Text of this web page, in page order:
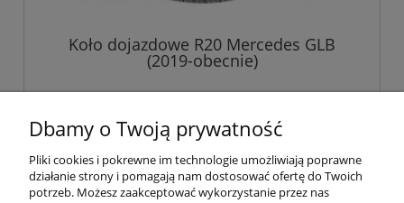
Koło dojazdowe R20 Mercedes GLB
(2019-obecnie)
do koszyka
Dbamy o Twoją prywatność
Pliki cookies i pokrewne im technologie umożliwiają poprawne
działanie strony i pomagają nam dostosować ofertę do Twoich
potrzeb. Możesz zaakceptować wykorzystanie przez nas